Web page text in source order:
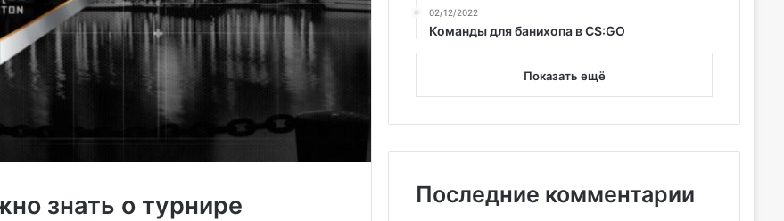
знать о турнире
02/12/2022
Команды для банихопа в CS:GO
Показать ещё
Последние комментарии